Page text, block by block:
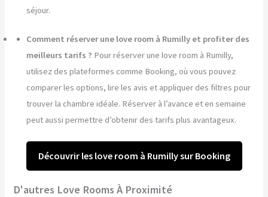
séjour.
Comment réserver une love room à Rumilly et profiter des
meilleurs tarifs ? Pour réserver une love room à Rumilly,
utilisez des plateformes comme Booking, où vous pouvez
comparer les options, lire les avis et appliquer des filtres pour
trouver la chambre idéale. Réserver à l’avance et en semaine
peut aussi permettre d’obtenir des tarifs plus avantageux.
Découvrir les love room à Rumilly sur Booking
D'autres Love Rooms À Proximité